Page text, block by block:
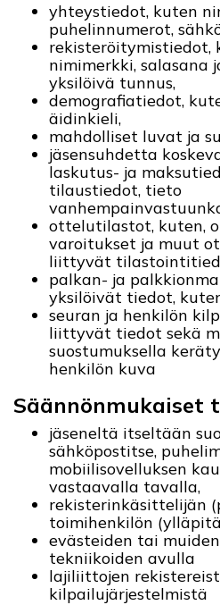
yhteystiedot, kuten
puhelinnumerot,
rekisteröitymistiedot,
nimimerkki, salasana
yksilöivä tunnus,
demografiatiedot,
äidinkieli,
mahdolliset luvat ja
jäsensuhdetta
laskutus- ja
tilaustiedot, tieto
ottelutilastot, kuten,
varoitukset ja muut
liittyvät
palkan- ja
yksilöivät tiedot,
seuran ja henkilön
liittyvät tiedot sekä
suostumuksella
henkilön kuva
Säännönmukaiset
jäseneltä itseltään
sähköpostitse,
mobiilisovelluksen
vastaavalla tavalla,
rekisterinkäsittelijän
toimihenkilön
evästeiden tai
tekniikoiden avulla
lajiliittojen
kilpailujärjestelmistä